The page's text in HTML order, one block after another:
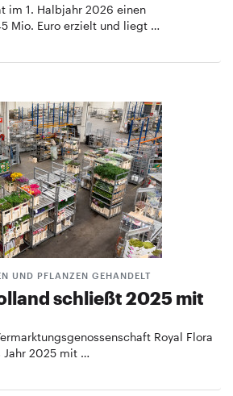
im 1. Halbjahr 2026 einen
Mio. Euro erzielt und liegt …
UND PFLANZEN GEHANDELT
schließt 2025 mit
Royal Flora
Jahr 2025 mit …